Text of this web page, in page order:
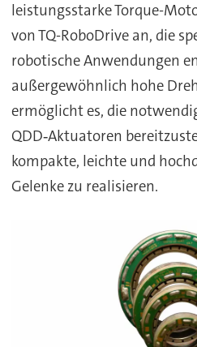
leistungsstarke Torque-
von TQ-RoboDrive an, die
robotische Anwendungen
außergewöhnlich hohe
ermöglicht es, die
QDD‑Aktuatoren
kompakte, leichte und
Gelenke zu realisieren.